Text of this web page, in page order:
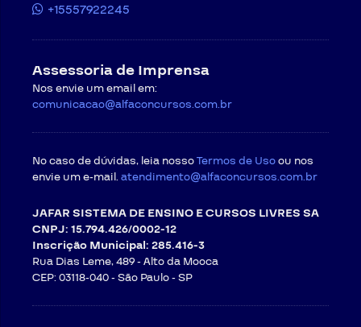
+15557922245
Assessoria de Imprensa
Nos envie um email em:
comunicacao@alfaconcursos.com.br
No caso de dúvidas, leia nossoTermos de Usoou nos
envie um e-mail.atendimento@alfaconcursos.com.br
JAFAR SISTEMA DE ENSINO E CURSOS LIVRES SA
CNPJ: 15.794.426/0002-12
Inscrição Municipal: 285.416-3
Rua Dias Leme, 489 - Alto da Mooca
CEP: 03118-040 -São Paulo - SP